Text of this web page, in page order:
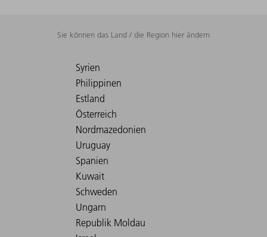
Sie können das Land / die Region hier ändern